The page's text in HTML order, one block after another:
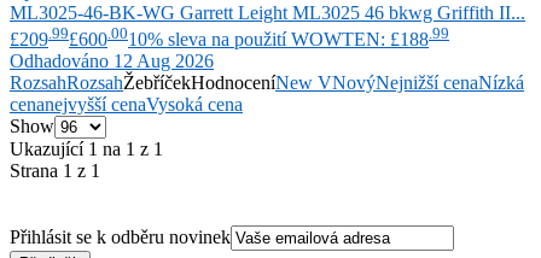
ML3025-46-BK-WG Garrett Leight ML3025 46 bkwg Griffith II...
£209 .99£600 .0010% sleva na použití WOWTEN: £188 .99
Odhadováno 12 Aug 2026
RozsahRozsahŽebříčekHodnoceníNew VNovýNejnižší cenaNízká
cenanejvyšší cenaVysoká cena
Show
Ukazující 1 na 1 z 1
Strana 1 z 1
Přihlásit se k odběru novinek